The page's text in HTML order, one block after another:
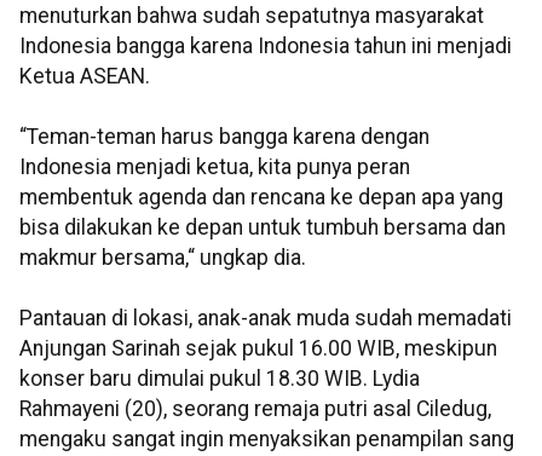
menuturkan bahwa sudah sepatutnya masyarakat
Indonesia bangga karena Indonesia tahun ini menjadi
Ketua ASEAN.
“Teman-teman harus bangga karena dengan
Indonesia menjadi ketua, kita punya peran
membentuk agenda dan rencana ke depan apa yang
bisa dilakukan ke depan untuk tumbuh bersama dan
makmur bersama,“ ungkap dia.
Pantauan di lokasi, anak-anak muda sudah memadati
Anjungan Sarinah sejak pukul 16.00 WIB, meskipun
konser baru dimulai pukul 18.30 WIB. Lydia
Rahmayeni (20), seorang remaja putri asal Ciledug,
mengaku sangat ingin menyaksikan penampilan sang